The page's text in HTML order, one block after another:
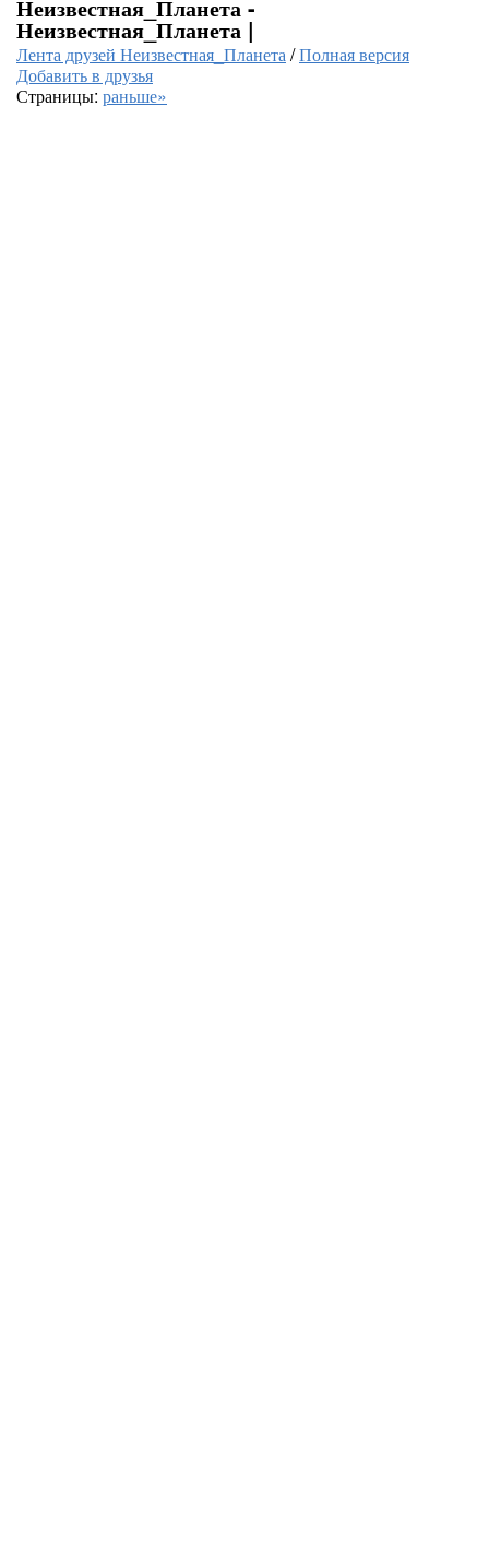
Неизвестная_Планета -
Неизвестная_Планета |
Лента друзей Неизвестная_Планета/Полная версия
Добавить в друзья
Страницы: раньше»